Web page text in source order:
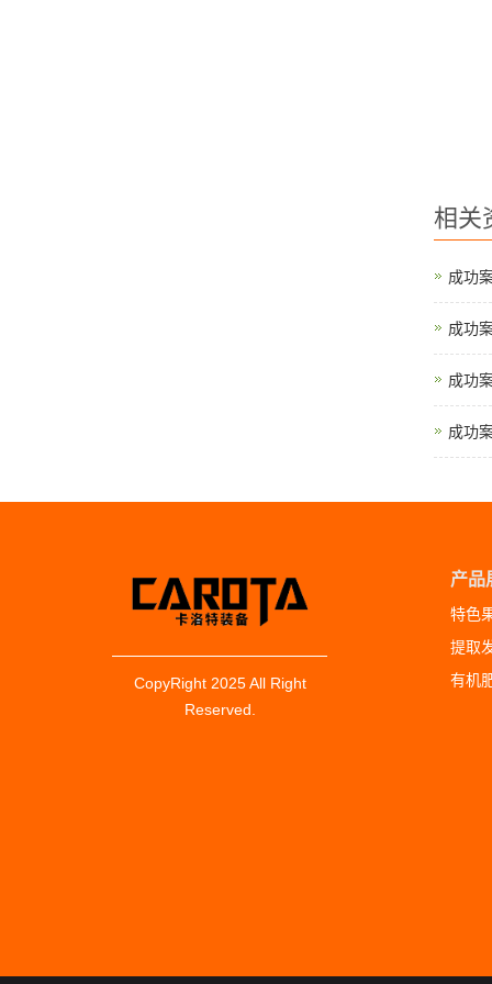
相关
成功
成功
成功
成功
CopyRight 2025 All Right
Reserved.
产品
特色
提取
有机